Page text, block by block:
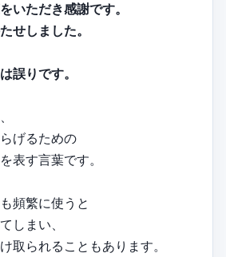
いただき感謝です。
せしました。
誤りです。
げるための
表す言葉です。
頻繁に使うと
しまい、
取られることもあります。